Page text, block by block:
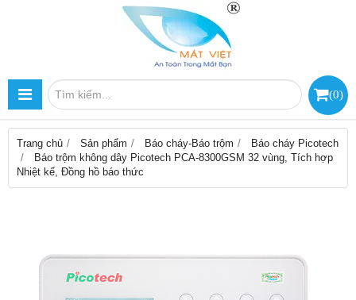
(0)
Trang chủ Sản phẩm Báo cháy-Báo trộm
Báo cháy Picotech
Báo trộm không dây Picotech PCA-8300GSM 32 vùng, Tích hợp
Nhiệt kế, Đồng hồ báo thức